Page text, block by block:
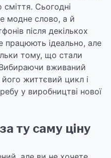
Сьогодні
модне слово, а й
після декількох
працюють ідеально, але
тому, що стали
вживаний
життєвий цикл і
у виробництві нової
ту саму ціну